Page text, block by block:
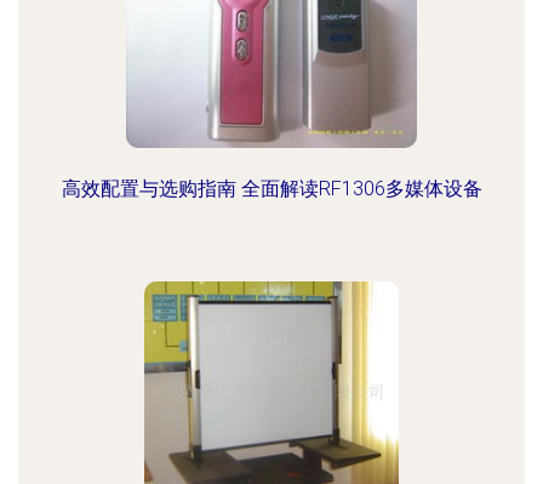
高效配置与选购指南 全面解读RF1306多媒体设备